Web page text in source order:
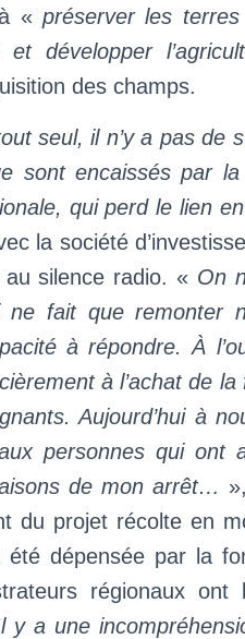
« préserver les
développer
des champs.
seul, il n’y a pas de
sont encaissés par la
qui perd le lien
la société
silence radio. « On
fait que remonter
à répondre. À
à l’achat de la
Aujourd’hui à
personnes qui ont
de mon arrêt…
du projet récolte en
dépensée par la
régionaux ont
y a une